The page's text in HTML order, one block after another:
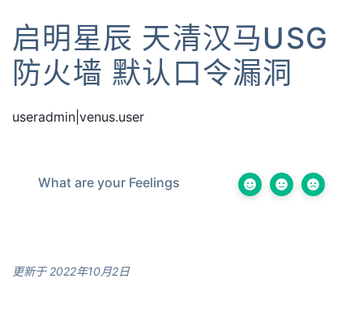
启明星辰 天清汉马USG
防火墙 默认口令漏洞
useradmin|venus.user
What are your Feelings
更新于 2022年10月2日